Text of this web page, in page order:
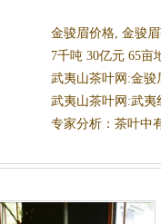
金骏眉价格, 金骏
7千吨 30亿元 65亩
的茶
武夷山茶叶网:金骏
武夷山茶叶网:武夷
银骏眉
专家分析：茶叶中